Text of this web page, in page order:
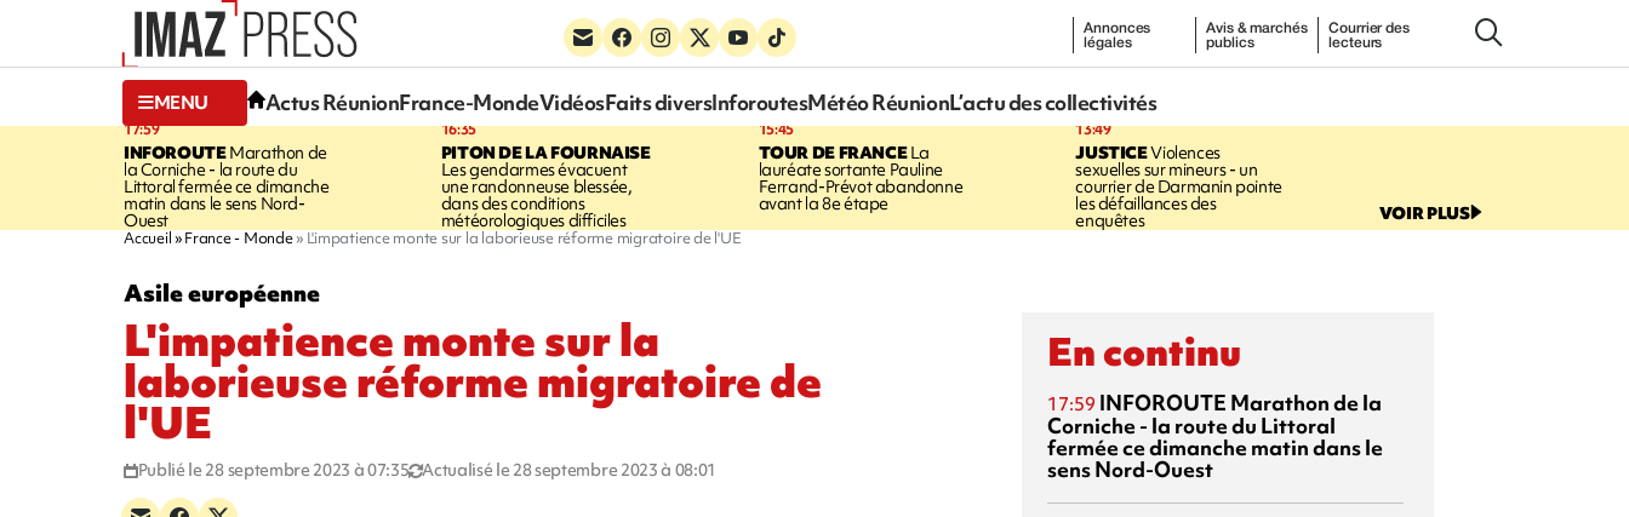
Annonces
légales
Avis & marchés
publics
Courrier des
lecteurs
MENU Actus RéunionFrance-MondeVidéosFaits diversInforoutesMétéo RéunionL’actu des collectivités
17:59
INFOROUTEMarathon de
la Corniche - la route du
Littoral fermée ce dimanche
matin dans le sens Nord-
Ouest
16:35
PITON DE LA FOURNAISE
Les gendarmes évacuent
une randonneuse blessée,
dans des conditions
météorologiques difficiles
15:45
TOUR DE FRANCELa
lauréate sortante Pauline
Ferrand-Prévot abandonne
avant la 8e étape
13:49
JUSTICEViolences
sexuelles sur mineurs - un
courrier de Darmanin pointe
les défaillances des
enquêtes VOIR PLUS
Accueil France - Monde L'impatience monte sur la laborieuse réforme migratoire de l'UE
Asile européenne
L'impatience monte sur la
laborieuse réforme migratoire de
l'UE
Publié le 28 septembre 2023 à 07:35 Actualisé le 28 septembre 2023 à 08:01
En continu
17:59 INFOROUTE Marathon de la
Corniche - la route du Littoral
fermée ce dimanche matin dans le
sens Nord-Ouest